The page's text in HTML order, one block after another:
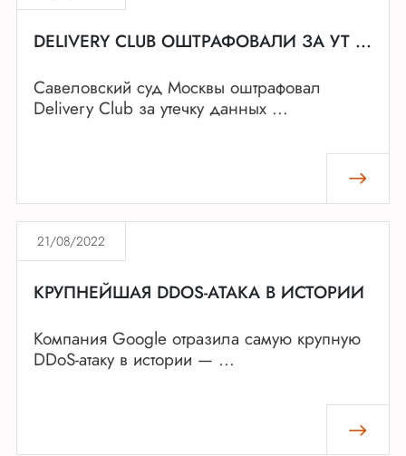
DELIVERY CLUB ОШТРАФОВАЛИ ЗА УТ ...
Савеловский суд Москвы оштрафовал
Delivery Club за утечку данных ...
21/08/2022
КРУПНЕЙШАЯ DDOS-АТАКА В ИСТОРИИ
Компания Google отразила самую крупную
DDoS-атаку в истории — ...